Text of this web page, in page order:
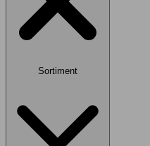
Sortiment